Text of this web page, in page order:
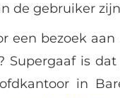
de gebruiker
een bezoek
Supergaaf is
in